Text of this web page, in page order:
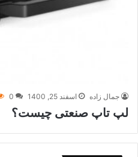
جمال زاده اسفند 25, 1400 0
لپ تاپ صنعتی چیست؟